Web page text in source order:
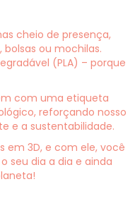
cheio de presença,
ou mochilas.
(PLA) – porque
com uma etiqueta
reforçando nosso
e a sustentabilidade.
em 3D, e com ele, você
seu dia a dia e ainda